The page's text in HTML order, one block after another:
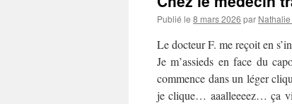
Publié le 8 mars 2026 par
Le docteur F. me reçoit en
Je m’assieds en face du
commence dans un léger
je clique… aaalleeeez… ça